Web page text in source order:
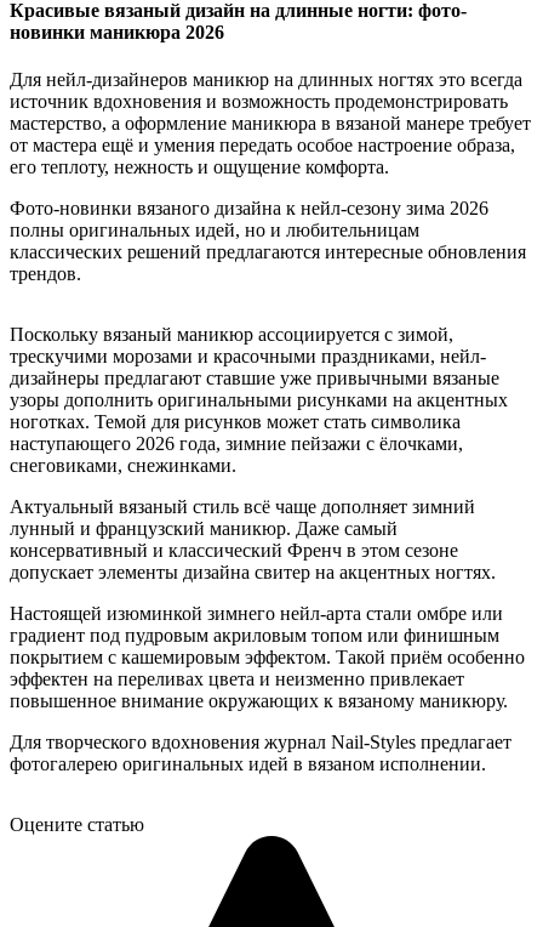
Красивые вязаный дизайн на длинные ногти: фото-
новинки маникюра 2026
Для нейл-дизайнеров маникюр на длинных ногтях это всегда
источник вдохновения и возможность продемонстрировать
мастерство, а оформление маникюра в вязаной манере требует
от мастера ещё и умения передать особое настроение образа,
его теплоту, нежность и ощущение комфорта.
Фото-новинки вязаного дизайна к нейл-сезону зима 2026
полны оригинальных идей, но и любительницам
классических решений предлагаются интересные обновления
трендов.
Поскольку вязаный маникюр ассоциируется с зимой,
трескучими морозами и красочными праздниками, нейл-
дизайнеры предлагают ставшие уже привычными вязаные
узоры дополнить оригинальными рисунками на акцентных
ноготках. Темой для рисунков может стать символика
наступающего 2026 года, зимние пейзажи с ёлочками,
снеговиками, снежинками.
Актуальный вязаный стиль всё чаще дополняет зимний
лунный и французский маникюр. Даже самый
консервативный и классический Френч в этом сезоне
допускает элементы дизайна свитер на акцентных ногтях.
Настоящей изюминкой зимнего нейл-арта стали омбре или
градиент под пудровым акриловым топом или финишным
покрытием с кашемировым эффектом. Такой приём особенно
эффектен на переливах цвета и неизменно привлекает
повышенное внимание окружающих к вязаному маникюру.
Для творческого вдохновения журнал Nail-Styles предлагает
фотогалерею оригинальных идей в вязаном исполнении.
Оцените статью